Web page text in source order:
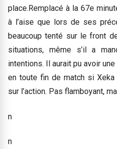
place.Remplacé à la 67e
à l’aise que lors de ses
beaucoup tenté sur le front
situations, même s’il a
intentions. Il aurait pu avoir
en toute fin de match si Xeka
sur l’action. Pas flamboyant,
n
n